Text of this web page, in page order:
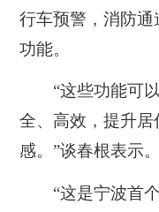
行车预警，消防
功能。
“这些功能可以
全、高效，提升
感。”谈春根表示。
“这是宁波首个